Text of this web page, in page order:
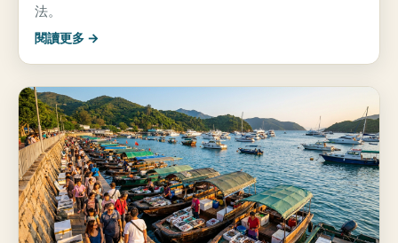
法。
閱讀更多 →